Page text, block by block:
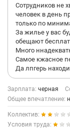
Сотрудников не
человек в день
только по
За жилье у вас
обещают
Много
Самое кжасное
Да лпгерь
Зарплата: черная
Общее впечатление:
Коллектив:
Условия труда: